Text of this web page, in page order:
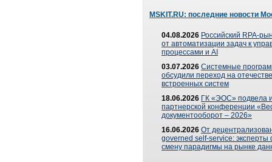
MSKIT.RU: последние новости
04.08.2026 Российский RPA-
от автоматизации задач к
процессами и AI
03.07.2026 Системные
обсудили переход на
встроенных систем
18.06.2026 ГК «ЭОС» подвела
партнерской конференции
документооборот – 2026»
16.06.2026 От
governed self-service: эксперты
смену парадигмы на рынке